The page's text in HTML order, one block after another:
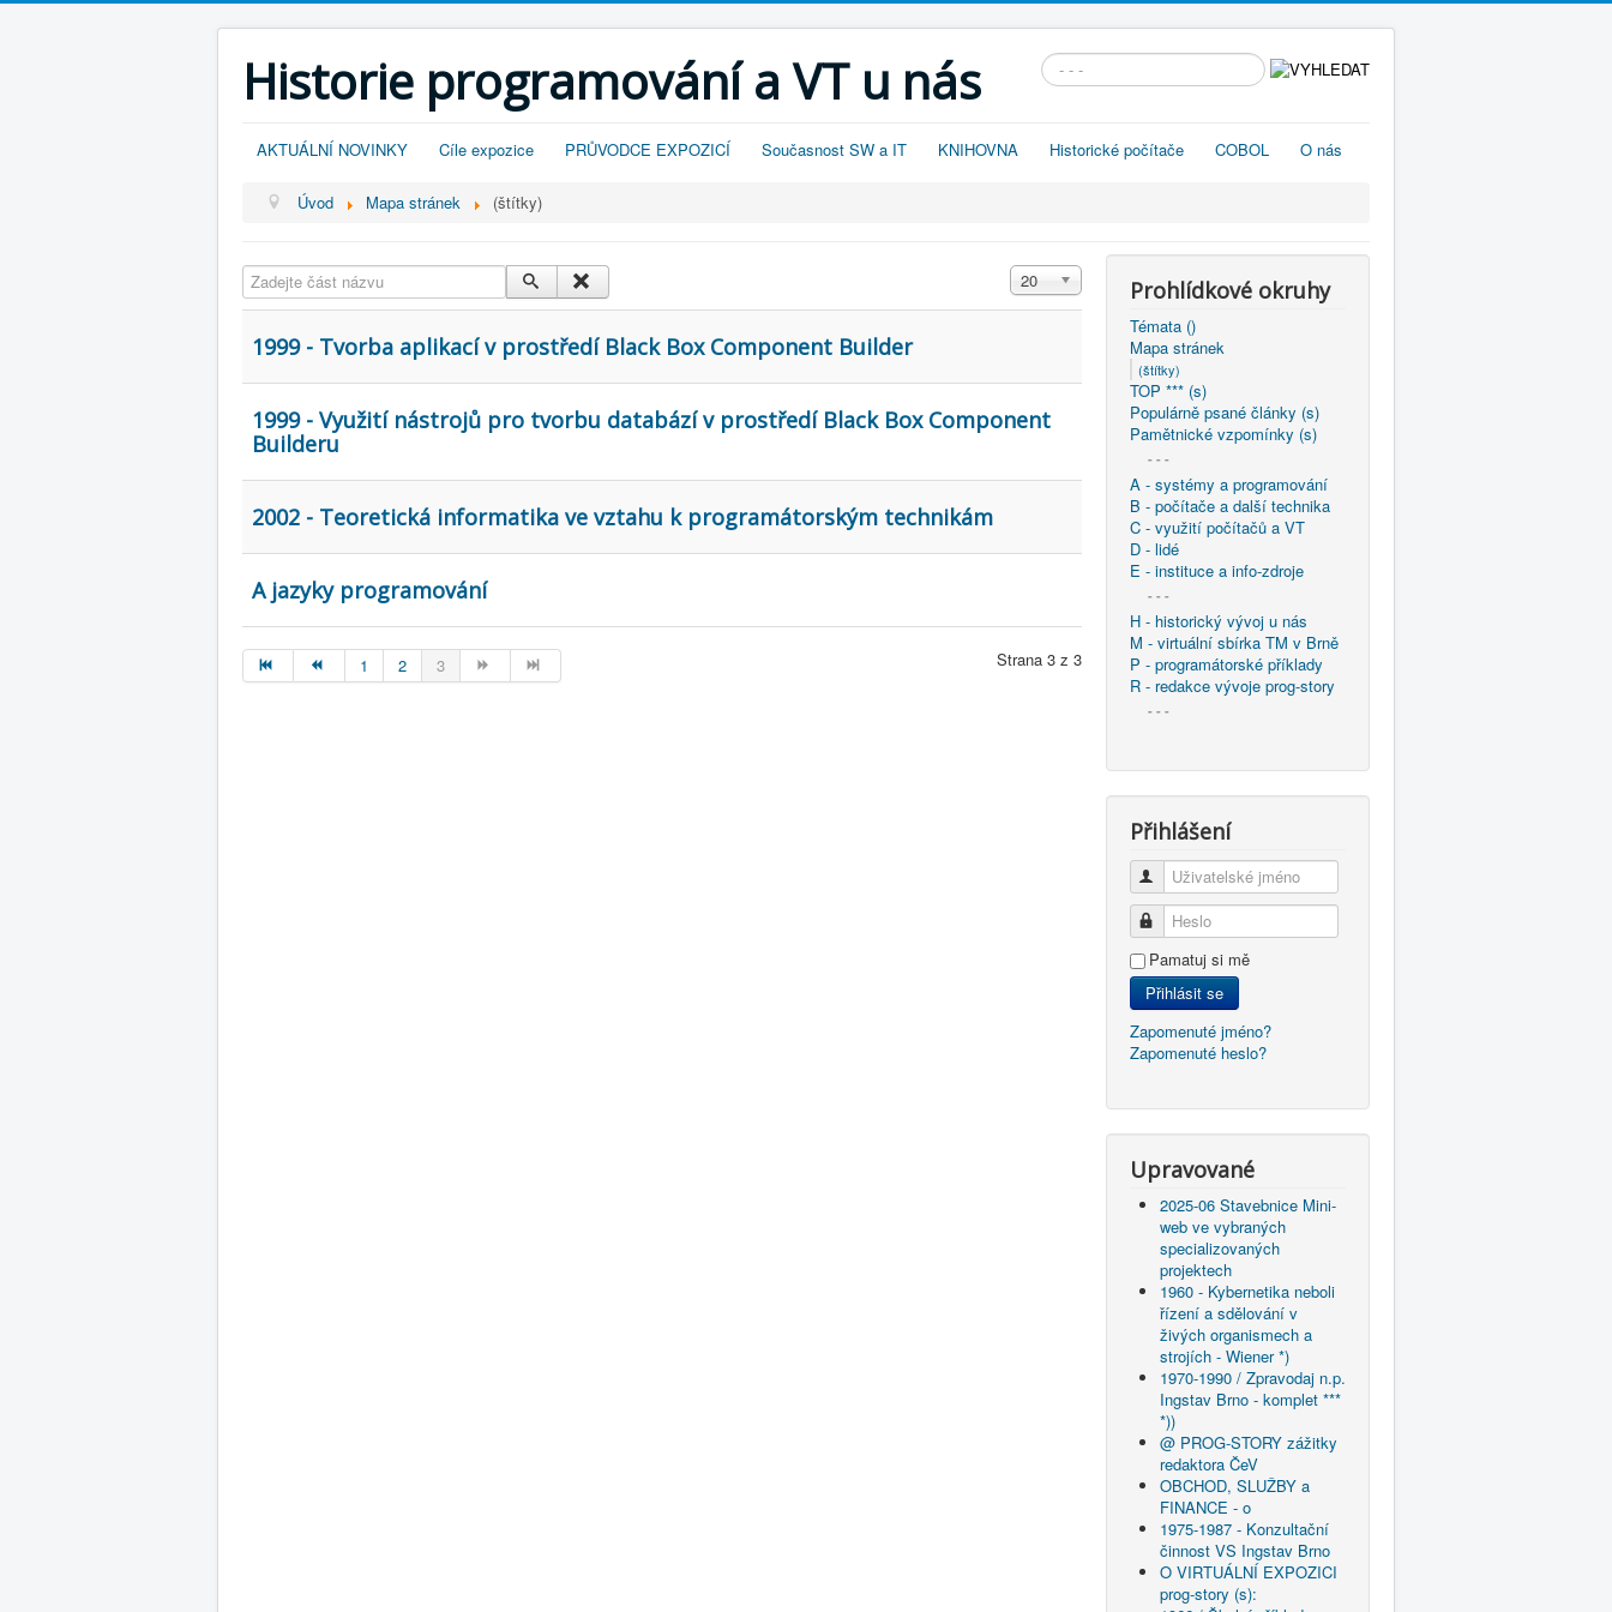
Historie programování a VT u nás Vyhledávání...
AKTUÁLNÍ NOVINKY Cíle expozice PRŮVODCE EXPOZICÍ Současnost SW a IT KNIHOVNA Historické počítače COBOL O nás
Úvod Mapa stránek (štítky)
Zadejte část názvu Zobrazit
20
1999 - Tvorba aplikací v prostředí Black Box Component Builder
1999 - Využití nástrojů pro tvorbu databází v prostředí Black Box Component
Builderu
2002 - Teoretická informatika ve vztahu k programátorským technikám
A jazyky programování
Strana 3 z 3
1 2 3
Prohlídkové okruhy
Témata ()
Mapa stránek
(štítky)
TOP *** (s)
Populárně psané články (s)
Pamětnické vzpomínky (s)
- - -
A - systémy a programování
B - počítače a další technika
C - využití počítačů a VT
D - lidé
E - instituce a info-zdroje
- - -
H - historický vývoj u nás
M - virtuální sbírka TM v Brně
P - programátorské příklady
R - redakce vývoje prog-story
- - -
Přihlášení
Uživatelské jméno
Heslo
Pamatuj si mě
Přihlásit se
Zapomenuté jméno?
Zapomenuté heslo?
Upravované
2025-06 Stavebnice Mini-
web ve vybraných
specializovaných
projektech
1960 - Kybernetika neboli
řízení a sdělování v
živých organismech a
strojích - Wiener *)
1970-1990 / Zpravodaj n.p.
Ingstav Brno - komplet ***
*))
@ PROG-STORY zážitky
redaktora ČeV
OBCHOD, SLUŽBY a
FINANCE - o
1975-1987 - Konzultační
činnost VS Ingstav Brno
O VIRTUÁLNÍ EXPOZICI
prog-story (s):